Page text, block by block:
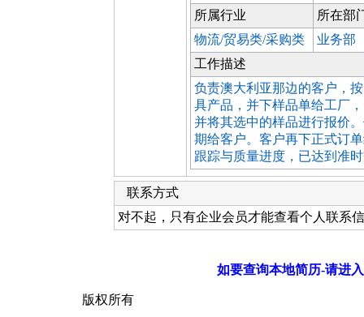
所属行业
所在部
物流/贸易类/采购类
业务部
工作描述
负责澳大利亚那边的客户，
具产品，并下样品单给工厂
并将其选中的样品进行报价
期给客户。客户再下正式订
跟踪与质量进度，已达到准
联系方式
对不起，只有企业会员才能查看个人联系
如要查询本地简历-请进
版权所有